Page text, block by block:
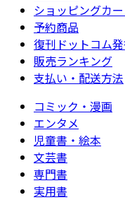
ショッピングカ
予約商品
復刊ドットコム
販売ランキング
支払い・配送方法
コミック・漫画
エンタメ
児童書・絵本
文芸書
専門書
実用書